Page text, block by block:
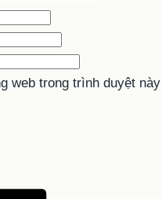
web trong trình duyệt này